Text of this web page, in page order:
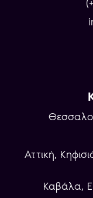
Αττική,
Καβάλα,